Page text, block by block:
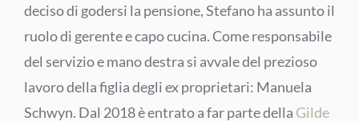
deciso di godersi la pensione, Stefano ha assunto il
ruolo di gerente e capo cucina. Come responsabile
del servizio e mano destra si avvale del prezioso
lavoro della figlia degli ex proprietari: Manuela
Schwyn. Dal 2018 è entrato a far parte della Gilde